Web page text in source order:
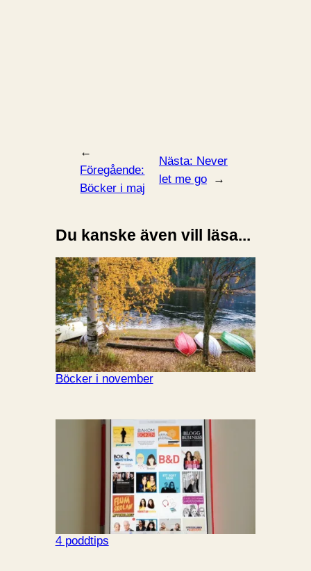
←
Föregående:
Böcker i maj
Nästa: Never
let me go
→
Du kanske även vill läsa...
Böcker i november
4 poddtips